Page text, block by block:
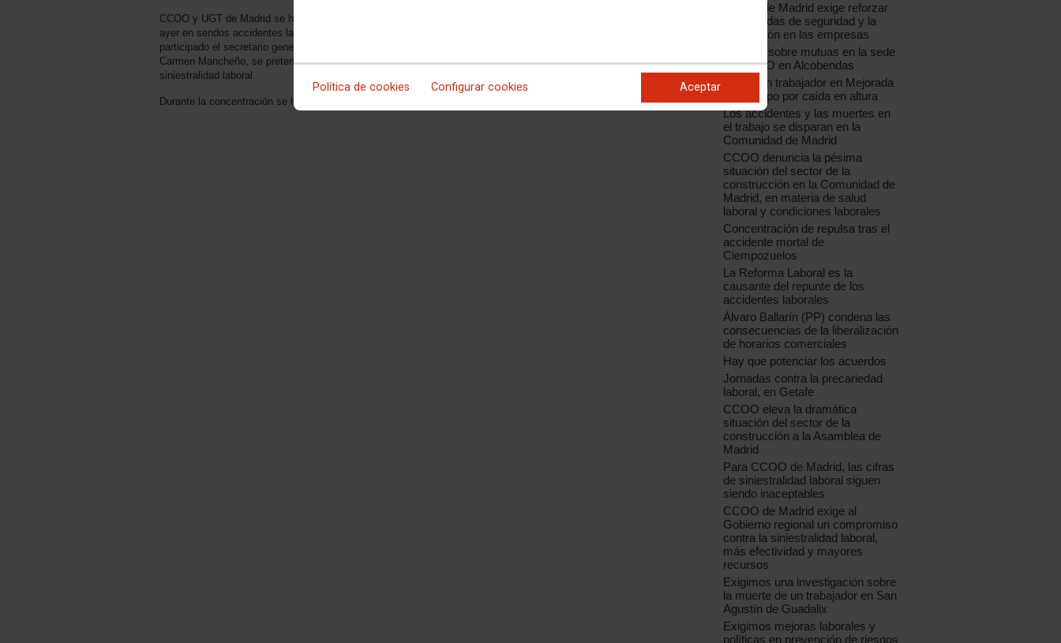
Política de cookies Configurar cookies Aceptar
CCOO y UGT de Madrid se han concentrado este jueves en Madrid en recuerdo de los dos trabajadores que murieron
ayer en sendos accidentes laborales ocurridos en Alcorcón y en la capital. Con esta concentración, en la que han
participado el secretario general de CCOO de Madrid, Jaime Cedrún, y la secretaria de Salud Laboral del sindicato,
Carmen Mancheño, se pretende visibilizar y hacer consciente a la sociedad de la dura realidad que supone la
siniestralidad laboral.
Durante la concentración se ha leído un manifiesto de ambos sindicatos.
CCOO de Madrid exige reforzar
las medidas de seguridad y la
prevención en las empresas
Jornada sobre mutuas en la sede
de CCOO en Alcobendas
Muere un trabajador en Mejorada
del Campo por caída en altura
Los accidentes y las muertes en
el trabajo se disparan en la
Comunidad de Madrid
CCOO denuncia la pésima
situación del sector de la
construcción en la Comunidad de
Madrid, en materia de salud
laboral y condiciones laborales
Concentración de repulsa tras el
accidente mortal de
Ciempozuelos
La Reforma Laboral es la
causante del repunte de los
accidentes laborales
Álvaro Ballarín (PP) condena las
consecuencias de la liberalización
de horarios comerciales
Hay que potenciar los acuerdos
Jornadas contra la precariedad
laboral, en Getafe
CCOO eleva la dramática
situación del sector de la
construcción a la Asamblea de
Madrid
Para CCOO de Madrid, las cifras
de siniestralidad laboral siguen
siendo inaceptables
CCOO de Madrid exige al
Gobierno regional un compromiso
contra la siniestralidad laboral,
más efectividad y mayores
recursos
Exigimos una investigación sobre
la muerte de un trabajador en San
Agustín de Guadalix
Exigimos mejoras laborales y
políticas en prevención de riesgos